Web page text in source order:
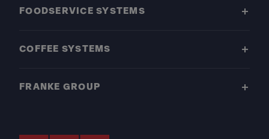
FOODSERVICE SYSTEMS
COFFEE SYSTEMS
FRANKE GROUP